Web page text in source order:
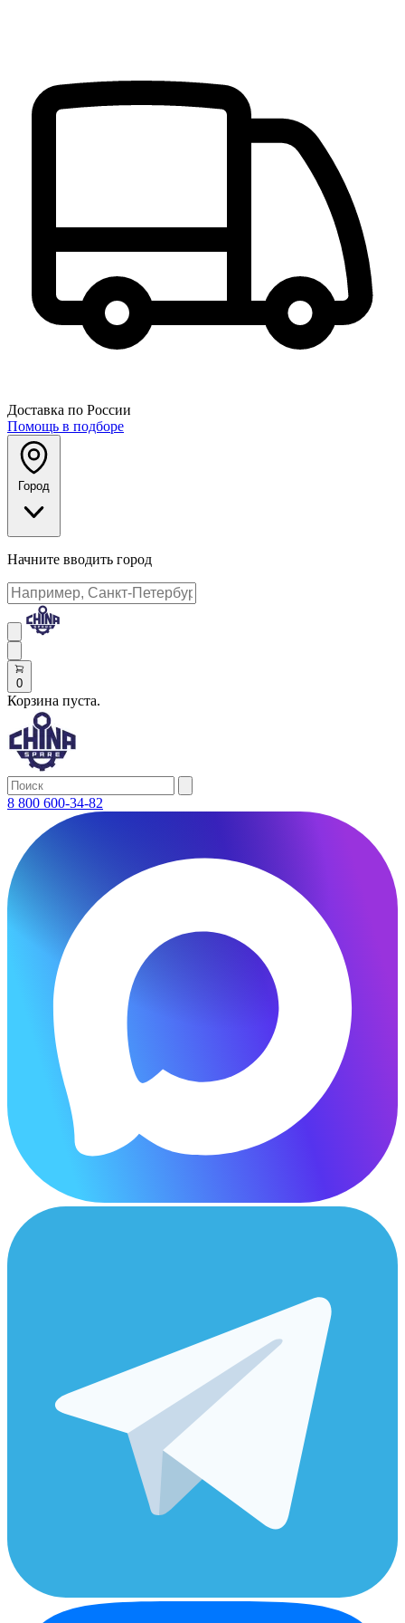
Доставка по России
Помощь в подборе
Город
Начните вводить город
0
Корзина пуста.
8 800 600-34-82